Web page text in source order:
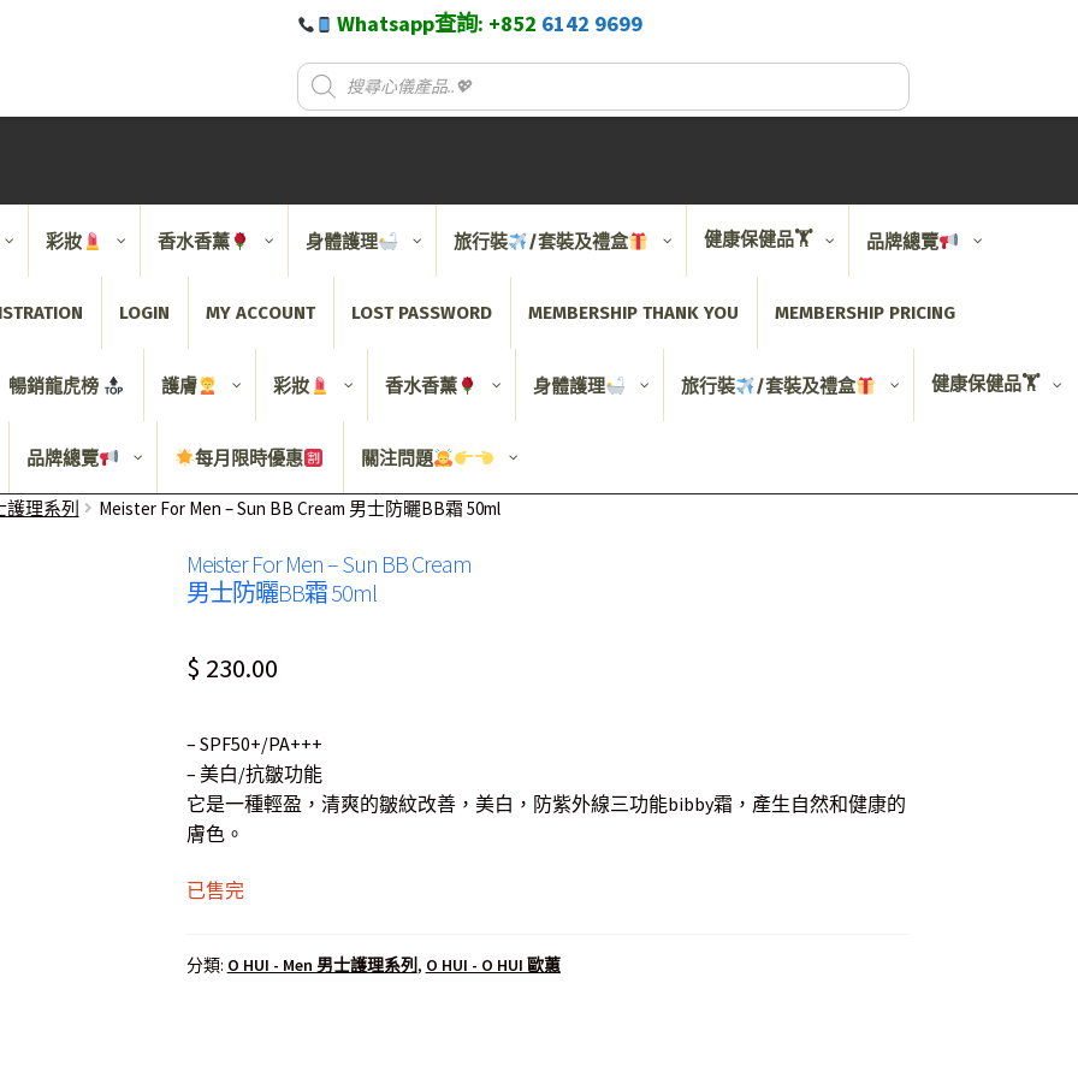
Whatsapp查詢: +852 6142 9699
彩妝 香水香薰 身體護理 旅行裝 /套裝及禮盒 健康保健品🏋️ 品牌總覽
LOGIN MY ACCOUNT LOST PASSWORD MEMBERSHIP THANK YOU MEMBERSHIP PRICING
暢銷龍虎榜 護膚 彩妝 香水香薰 身體護理 旅行裝 /套裝及禮盒 健康保健品🏋️
品牌總覽 每月限時優惠 關注問題
護理系列 Meister For Men – Sun BB Cream 男士防曬BB霜 50ml
Meister For Men – Sun BB Cream
男士防曬BB霜 50ml
$ 230.00
– SPF50+/PA+++
– 美白/抗皺功能
它是一種輕盈，清爽的皺紋改善，美白，防紫外線三功能bibby霜，產生自然和健康的
膚色。
已售完
分類: O HUI - Men 男士護理系列 , O HUI - O HUI 歐蕙